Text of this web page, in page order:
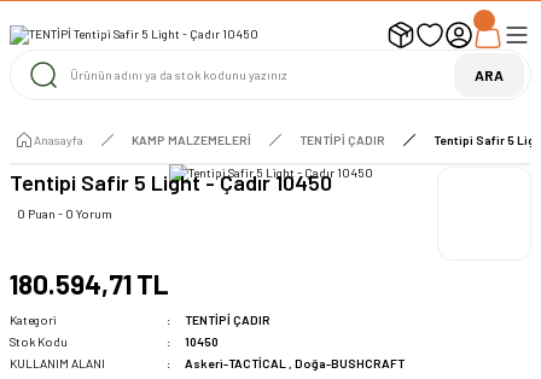
UYARI ! KARGOLAR 13 TEMMUZ 2026 YAPILACAK
1000 TL ve Üzeri Ücretsiz Kargo 1000 TL ve Üzeri Ücretsiz Kargo ARA
Anasayfa KAMP MALZEMELERİ TENTİPİ ÇADIR Tentipi Safir 5
Tentipi Safir 5 Light - Çadır 10450
0 Puan - 0 Yorum
180.594,71 TL
Kategori
TENTİPİ ÇADIR
Stok Kodu
10450
KULLANIM ALANI
Askeri-TACTİCAL , Doğa-BUSHCRAFT